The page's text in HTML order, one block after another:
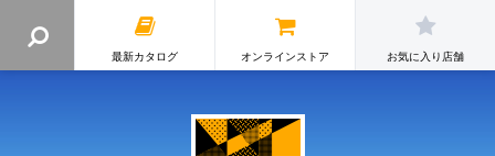
最新カタログ オンラインストア お気に入り店舗